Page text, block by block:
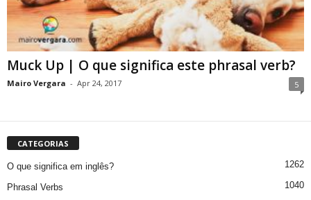
Muck Up | O que significa este phrasal verb?
Mairo Vergara - Apr 24, 2017 5
CATEGORIAS
O que significa em inglês? 1262
Phrasal Verbs 1040